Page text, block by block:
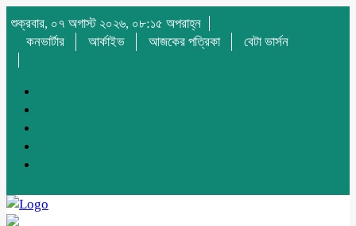
শুক্রবার, ০৭ অগাস্ট ২০২৬, ০৮:১৫ অপরাহ্ন
কনভার্টার
আর্কাইভ আজকের পত্রিকা বেটা ভার্সন